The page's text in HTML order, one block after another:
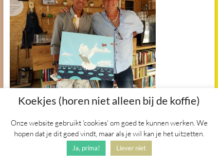
Copyright © 2026
rechten voorbehouden. Thema
door ThemeGrill.
Aangedreven door:WordPress.
Koekjes (horen niet alleen bij de koffie)
Onze website gebruikt 'cookies' om goed te kunnen werken. We
hopen dat je dit goed vindt, maar als je wil kan je het uitzetten.
Ja, prima! Liever niet